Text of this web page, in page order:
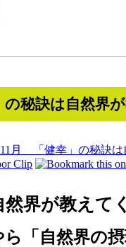
秘訣は自然界
然界が教えて
「自然界の